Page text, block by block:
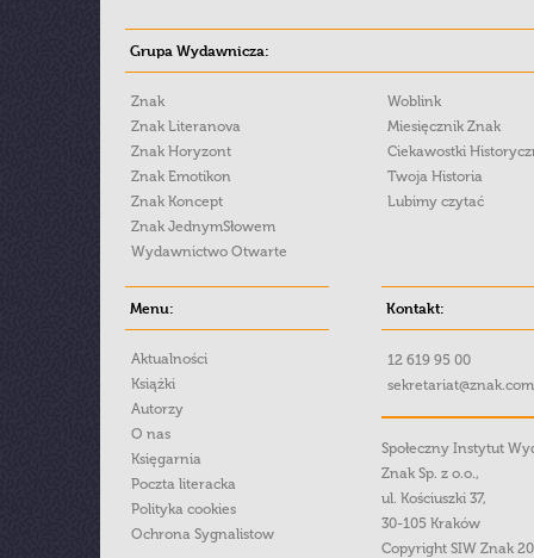
Grupa Wydawnicza:
Znak
Znak Literanova
Znak Horyzont
Znak Emotikon
Znak Koncept
Znak JednymSłowem
Wydawnictwo Otwarte
Woblink
Miesięcznik Znak
Ciekawostki
Twoja Historia
Lubimy czytać
Menu:
Aktualności
Książki
Autorzy
O nas
Księgarnia
Poczta literacka
Polityka cookies
Ochrona Sygnalistow
Kontakt:
12 619 95 00
Społeczny Instytut
Znak Sp. z o.o.,
ul. Kościuszki 37,
30-105 Kraków
Copyright SIW Znak